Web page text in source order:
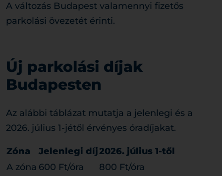
A változás Budapest valamennyi fizetős
parkolási övezetét érinti.
Új parkolási díjak
Budapesten
Az alábbi táblázat mutatja a jelenlegi és a
2026. július 1-jétől érvényes óradíjakat.
Zóna Jelenlegi díj2026. július 1-től
A zóna 600 Ft/óra
800 Ft/óra